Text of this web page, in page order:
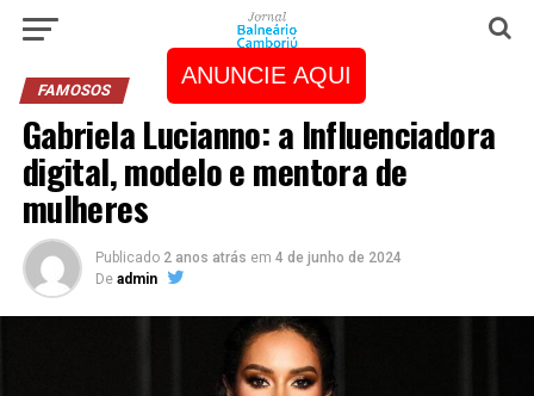
ANUNCIE AQUI
FAMOSOS
Gabriela Lucianno: a Influenciadora
digital, modelo e mentora de
mulheres
Publicado 2 anos atrás em 4 de junho de 2024
De admin